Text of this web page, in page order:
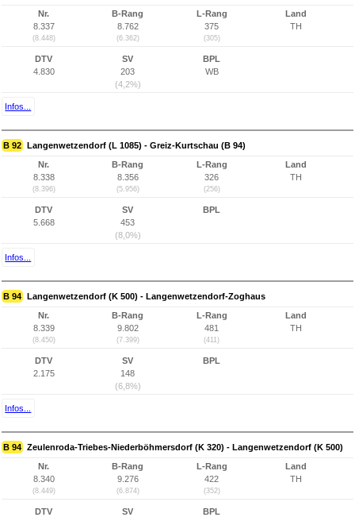
Nr.
8.337
(8.448)
B-Rang
8.762
(6.362)
L-Rang
375
(305)
Land
TH
DTV
4.830
SV
203
(4,2%)
BPL
WB
Infos...
B 92 Langenwetzendorf (L 1085) - Greiz-Kurtschau (B 94)
Nr.
8.338
(8.396)
B-Rang
8.356
(5.956)
L-Rang
326
(256)
Land
TH
DTV
5.668
SV
453
(8,0%)
BPL
Infos...
B 94 Langenwetzendorf (K 500) - Langenwetzendorf-Zoghaus
Nr.
8.339
(8.450)
B-Rang
9.802
(7.399)
L-Rang
481
(411)
Land
TH
DTV
2.175
SV
148
(6,8%)
BPL
Infos...
B 94 Zeulenroda-Triebes-Niederböhmersdorf (K 320) - Langenwetzendorf (K 500)
Nr.
8.340
(8.449)
B-Rang
9.276
(6.874)
L-Rang
422
(352)
Land
TH
DTV
SV
BPL